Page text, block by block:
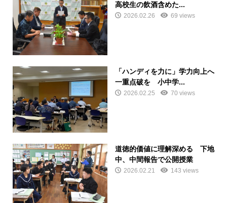
高校生の飲酒含めた...
2026.02.26 69 views
「ハンディを力に」学力向上へ
一重点破を 小中学...
2026.02.25 70 views
道徳的価値に理解深める 下地
中、中間報告で公開授業
2026.02.21 143 views